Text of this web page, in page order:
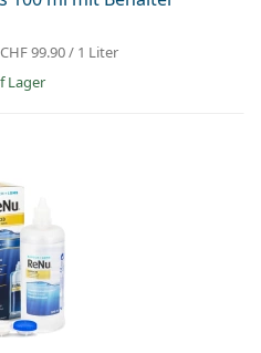
CHF 99.90/ 1 Liter
Lager